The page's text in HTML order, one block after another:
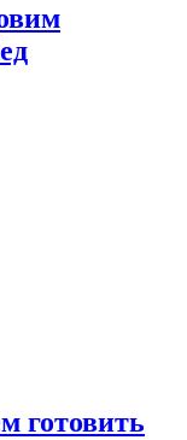
готовить